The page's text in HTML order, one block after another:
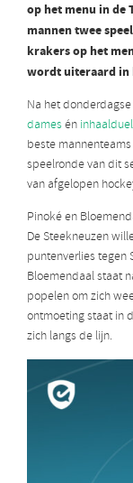
op het menu in de
mannen twee
krakers op het
wordt uiteraard in
Na het
dames én
beste
speelronde van dit
van afgelopen
Pinoké en
De Steekneuzen
puntenverlies tegen
Bloemendaal staat
popelen om zich
ontmoeting staat in
zich langs de lijn.